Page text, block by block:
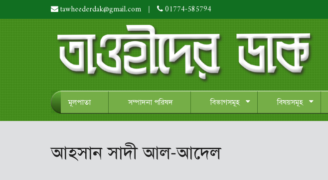
tawheederdak@gmail.com | 01774-585794
মূলপাতা সম্পাদনা পরিষদ বিভাগসমূহ বিষয়সমূহ
আহসান সাদী আল-আদেল